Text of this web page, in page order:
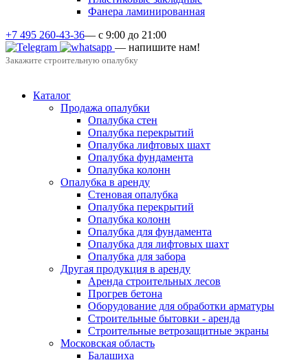
Фанера ламинированная
+7 495 260-43-36— с 9:00 до 21:00
— напишите нам!
Закажите строительную опалубку
Каталог
Продажа опалубки
Опалубка стен
Опалубка перекрытий
Опалубка лифтовых шахт
Опалубка фундамента
Опалубка колонн
Опалубка в аренду
Стеновая опалубка
Опалубка перекрытий
Опалубка колонн
Опалубка для фундамента
Опалубка для лифтовых шахт
Опалубка для забора
Другая продукция в аренду
Аренда строительных лесов
Прогрев бетона
Оборудование для обработки арматуры
Строительные бытовки - аренда
Строительные ветрозащитные экраны
Московская область
Балашиха